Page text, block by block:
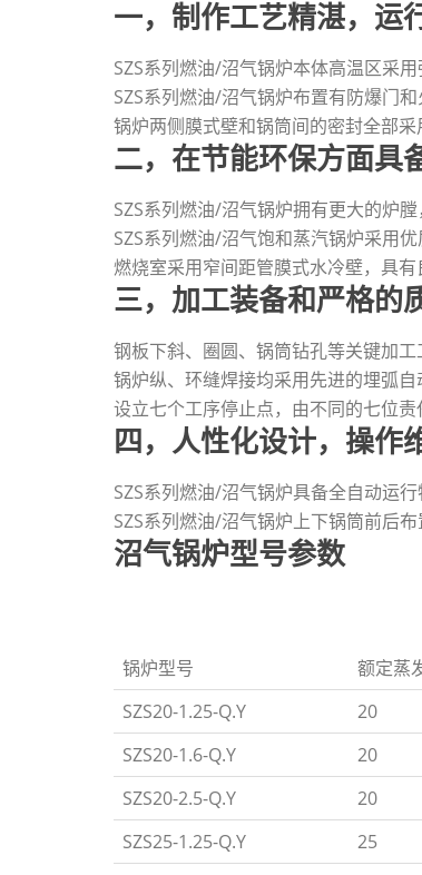
一，制作工艺精湛，运
SZS系列燃油/沼气锅炉本体高温区采
SZS系列燃油/沼气锅炉布置有防爆门
锅炉两侧膜式壁和锅筒间的密封全部
二，在节能环保方面具
SZS系列燃油/沼气锅炉拥有更大的炉
SZS系列燃油/沼气饱和蒸汽锅炉采用
燃烧室采用窄间距管膜式水冷壁，具
三，加工装备和严格的
钢板下斜、圈圆、锅筒钻孔等关键加
锅炉纵、环缝焊接均采用先进的埋弧
设立七个工序停止点，由不同的七位
四，人性化设计，操作
SZS系列燃油/沼气锅炉具备全自动运
SZS系列燃油/沼气锅炉上下锅筒前后
沼气锅炉型号参数
锅炉型号 额定蒸
SZS20-1.25-Q.Y
20
SZS20-1.6-Q.Y
20
SZS20-2.5-Q.Y
20
SZS25-1.25-Q.Y
25